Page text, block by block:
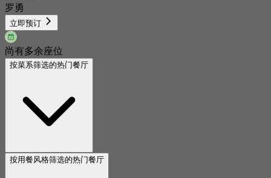
罗勇
立即预订
尚有多余座位
按菜系筛选的热门餐厅
按用餐风格筛选的热门餐厅